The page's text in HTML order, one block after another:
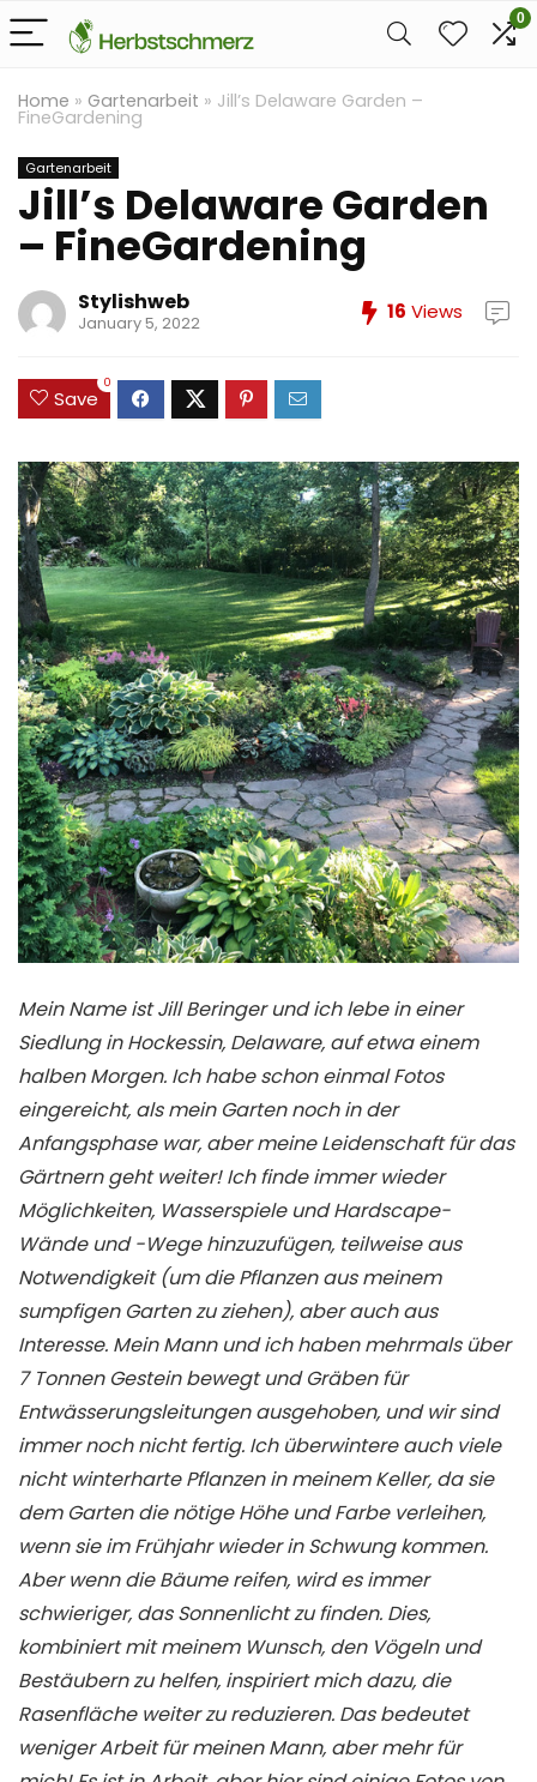
0
Home » Gartenarbeit » Jill’s Delaware Garden –
FineGardening
Gartenarbeit
Jill’s Delaware Garden
– FineGardening
Stylishweb
January 5, 2022 16 Views
Save
0
Mein Name ist Jill Beringer und ich lebe in einer
Siedlung in Hockessin, Delaware, auf etwa einem
halben Morgen. Ich habe schon einmal Fotos
eingereicht, als mein Garten noch in der
Anfangsphase war, aber meine Leidenschaft für das
Gärtnern geht weiter! Ich finde immer wieder
Möglichkeiten, Wasserspiele und Hardscape-
Wände und -Wege hinzuzufügen, teilweise aus
Notwendigkeit (um die Pflanzen aus meinem
sumpfigen Garten zu ziehen), aber auch aus
Interesse. Mein Mann und ich haben mehrmals über
7 Tonnen Gestein bewegt und Gräben für
Entwässerungsleitungen ausgehoben, und wir sind
immer noch nicht fertig. Ich überwintere auch viele
nicht winterharte Pflanzen in meinem Keller, da sie
dem Garten die nötige Höhe und Farbe verleihen,
wenn sie im Frühjahr wieder in Schwung kommen.
Aber wenn die Bäume reifen, wird es immer
schwieriger, das Sonnenlicht zu finden. Dies,
kombiniert mit meinem Wunsch, den Vögeln und
Bestäubern zu helfen, inspiriert mich dazu, die
Rasenfläche weiter zu reduzieren. Das bedeutet
weniger Arbeit für meinen Mann, aber mehr für